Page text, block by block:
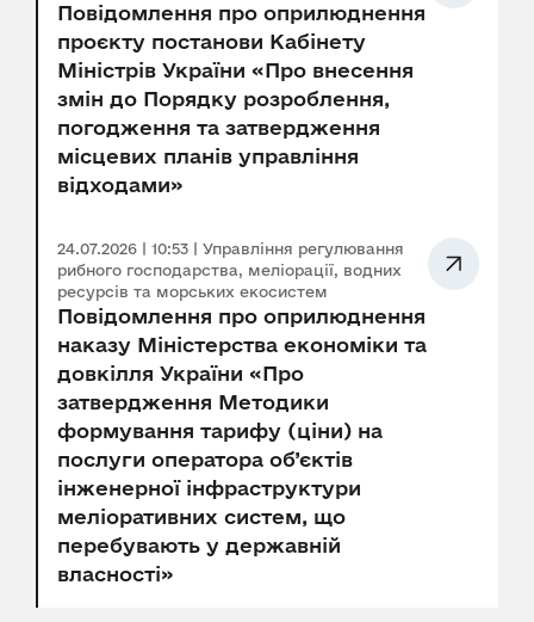
Повідомлення про оприлюднення
проєкту постанови Кабінету
Міністрів України «Про внесення
змін до Порядку розроблення,
погодження та затвердження
місцевих планів управління
відходами»
24.07.2026 | 10:53 | Управління регулювання
рибного господарства, меліорації, водних
ресурсів та морських екосистем
Повідомлення про оприлюднення
наказу Міністерства економіки та
довкілля України «Про
затвердження Методики
формування тарифу (ціни) на
послуги оператора об’єктів
інженерної інфраструктури
меліоративних систем, що
перебувають у державній
власності»